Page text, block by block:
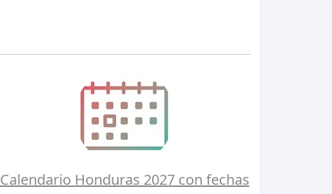
Calendario Honduras 2027 con fechas